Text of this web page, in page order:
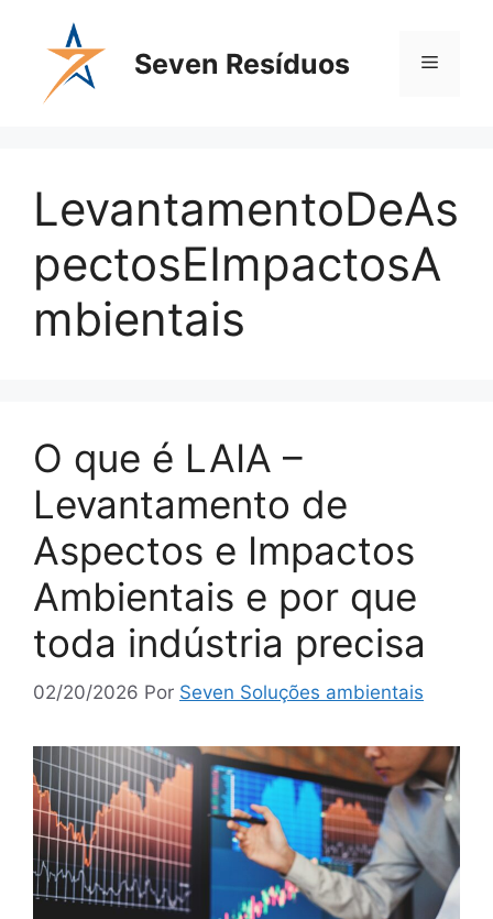
Seven Resíduos
LevantamentoDeAs
pectosEImpactosA
mbientais
O que é LAIA –
Levantamento de
Aspectos e Impactos
Ambientais e por que
toda indústria precisa
02/20/2026 Por Seven Soluções ambientais